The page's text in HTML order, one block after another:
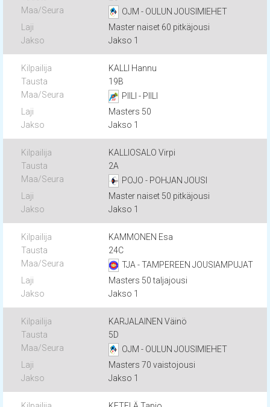
OJM - OULUN JOUSIMIEHET
Master naiset 60 pitkäjousi
Jakso 1
KALLI Hannu
19B
PIILI - PIILI
Masters 50
Jakso 1
KALLIOSALO Virpi
2A
POJO - POHJAN JOUSI
Master naiset 50 pitkäjousi
Jakso 1
KAMMONEN Esa
24C
TJA - TAMPEREEN JOUSIAMPUJAT
Masters 50 taljajousi
Jakso 1
KARJALAINEN Väinö
5D
OJM - OULUN JOUSIMIEHET
Masters 70 vaistojousi
Jakso 1